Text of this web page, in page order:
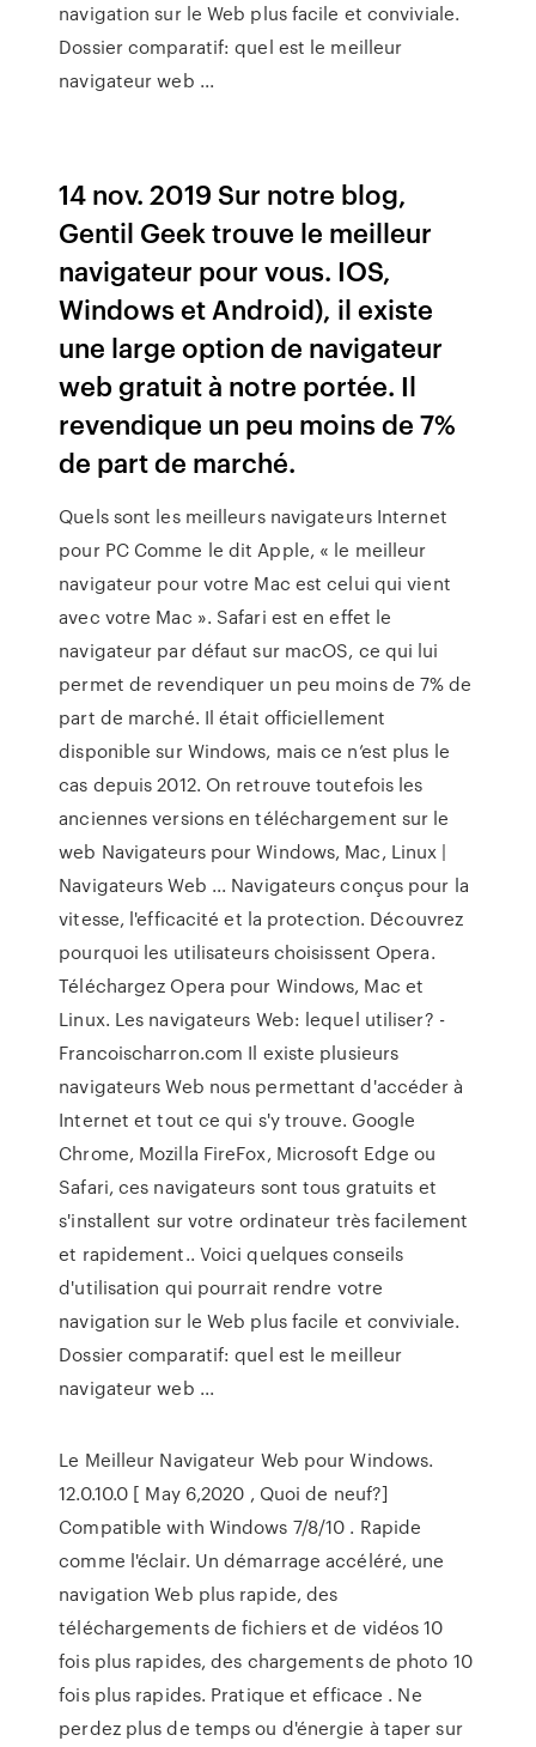
navigation sur le Web plus facile et conviviale.
Dossier comparatif: quel est le meilleur
navigateur web ...
14 nov. 2019 Sur notre blog,
Gentil Geek trouve le meilleur
navigateur pour vous. IOS,
Windows et Android), il existe
une large option de navigateur
web gratuit à notre portée. Il
revendique un peu moins de 7%
de part de marché.
Quels sont les meilleurs navigateurs Internet
pour PC Comme le dit Apple, « le meilleur
navigateur pour votre Mac est celui qui vient
avec votre Mac ». Safari est en effet le
navigateur par défaut sur macOS, ce qui lui
permet de revendiquer un peu moins de 7% de
part de marché. Il était officiellement
disponible sur Windows, mais ce n’est plus le
cas depuis 2012. On retrouve toutefois les
anciennes versions en téléchargement sur le
web Navigateurs pour Windows, Mac, Linux |
Navigateurs Web ... Navigateurs conçus pour la
vitesse, l'efficacité et la protection. Découvrez
pourquoi les utilisateurs choisissent Opera.
Téléchargez Opera pour Windows, Mac et
Linux. Les navigateurs Web: lequel utiliser? -
Francoischarron.com Il existe plusieurs
navigateurs Web nous permettant d'accéder à
Internet et tout ce qui s'y trouve. Google
Chrome, Mozilla FireFox, Microsoft Edge ou
Safari, ces navigateurs sont tous gratuits et
s'installent sur votre ordinateur très facilement
et rapidement.. Voici quelques conseils
d'utilisation qui pourrait rendre votre
navigation sur le Web plus facile et conviviale.
Dossier comparatif: quel est le meilleur
navigateur web ...
Le Meilleur Navigateur Web pour Windows.
12.0.10.0 [ May 6,2020 , Quoi de neuf?]
Compatible with Windows 7/8/10 . Rapide
comme l'éclair. Un démarrage accéléré, une
navigation Web plus rapide, des
téléchargements de fichiers et de vidéos 10
fois plus rapides, des chargements de photo 10
fois plus rapides. Pratique et efficace . Ne
perdez plus de temps ou d'énergie à taper sur